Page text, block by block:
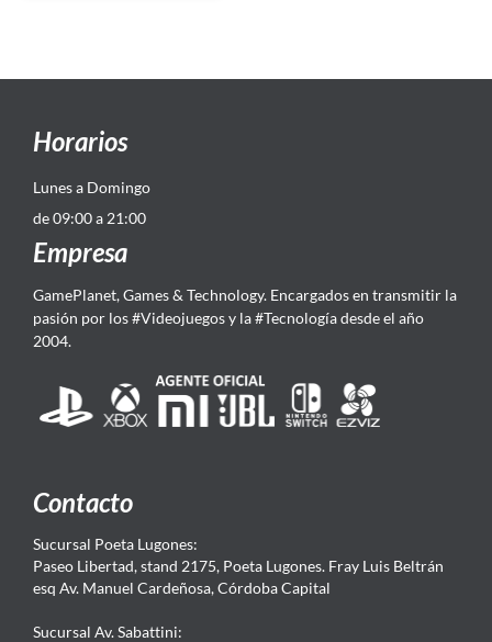
Horarios
Lunes a Domingo
de 09:00 a 21:00
Empresa
GamePlanet, Games & Technology. Encargados en transmitir la
pasión por los #Videojuegos y la #Tecnología desde el año
2004.
Contacto
Sucursal Poeta Lugones:
Paseo Libertad, stand 2175, Poeta Lugones. Fray Luis Beltrán
esq Av. Manuel Cardeñosa, Córdoba Capital
Sucursal Av. Sabattini: